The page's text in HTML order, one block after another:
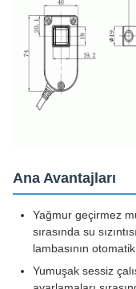
Ana Avantajları
Yağmur geçirmez
sırasında su
lambasının
Yumuşak sessiz